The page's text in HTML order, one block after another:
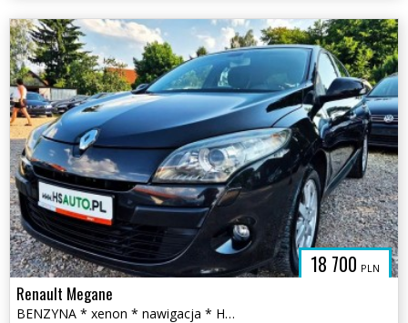
18 700 PLN
Renault Megane
BENZYNA * xenon * nawigacja * HANDS FREE * super * OKAZJA * 5 drzwi